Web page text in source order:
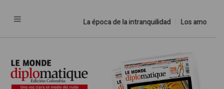
La época de la intranquilidad Los amos del